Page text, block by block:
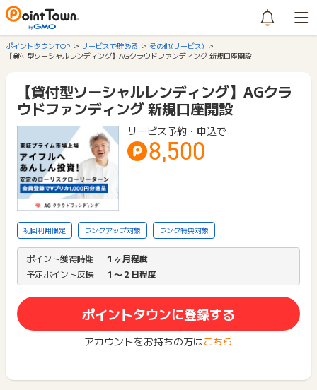
ポイントタウンTOP サービスで貯める
その他(サービス)
【貸付型ソーシャルレンディング】AGクラウドファンディング 新規口座開設
【貸付型ソーシャルレンディング】AGクラ
ウドファンディング 新規口座開設
サービス予約・申込で
8,500
初回利用限定 ランクアップ対象 ランク特典対象
ポイント獲得時期
１ヶ月程度
予定ポイント反映
１〜２日程度
ポイントタウンに登録する
アカウントをお持ちの方はこちら